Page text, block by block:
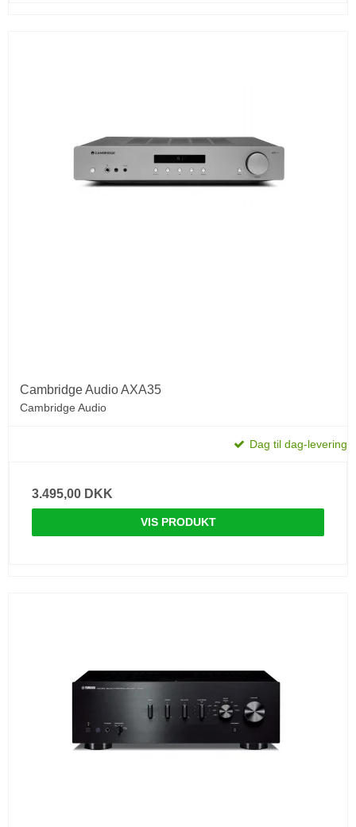
Cambridge Audio AXA35
Cambridge Audio
Dag til dag-levering
3.495,00 DKK
VIS PRODUKT